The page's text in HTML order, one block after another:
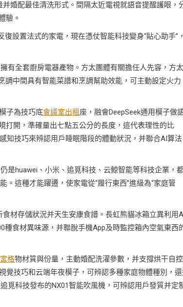
婚配最佳清洗形式。間隔太近電視就語音提醒護眼，
驗。
設置法式的家電，現在憑仗智能科技變身“貼心助手”，
有全套廚房電器產物。方太團體有關擔任人先容，方太
中間具有智能菜譜和烹調幫助效能，可主動設定火力
子為技巧底會議室出租 座，融會DeepSeek通用模子做
打開，準確量出七點五公分的長度，這代表理性的比
知技巧來辨認用戶睡眠階段的體動狀況，并聯合AI算法
是huawei、小米、追覓科技、云鯨智能等科技企業，
這種才能躍遷，使家電從“履行東西”進級為“家庭管
材存儲狀況并天生安康食譜。長虹熊貓冰箱立異利用
種食材異味源，并聯脫手機App及時監控箱內空氣東西
格物材質與份量，主動婚配洗濯參數，并支撐烘干自控
覺技巧和云端年夜模子，可辨認多種家庭物體種別，
覓科技發布的NX01智能吹風機，可辨認用戶發質并定